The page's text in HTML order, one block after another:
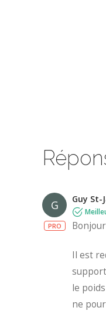
G
PRO
Guy St-
Il est
le
ne